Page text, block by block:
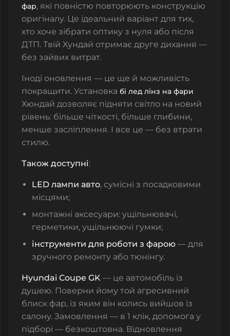
фар, які повністю повторюють конструкцію
оригіналу. Це ідеальний варіант для тих,
хто хоче зібрати оптику з нуля або після
ДТП. Твій Хундай отримає друге дихання —
без зайвих витрат.
Іноді оновлення — це ще й можливість
покращити. Установка бі лед лінз на фари
Хюндай дозволяє підняти світло на новий
рівень: більше чіткості, більше глибини,
менше засліплення. І все це — без втрати
стилю.
Також доступні:
LED лампи авто, сумісні з посадковими
місцями;
монтажні аксесуари: ущільнювачі,
герметики, ущільнюючі гумки;
інструменти для роботи з фарою — для
зручного ремонту або тюнінгу.
Hyundai Coupe GK — це автомобіль із
душею. Поверни йому той агресивний
блиск фар, із яким він колись вийшов із
салону. Замовлення — в 1 клік, допомога у
підборі — безкоштовна. Відновлення